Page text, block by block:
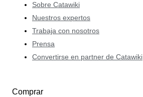
Sobre Catawiki
Nuestros expertos
Trabaja con nosotros
Prensa
Convertirse en partner de Catawiki
Comprar